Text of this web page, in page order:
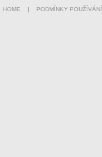
HOME | PODMÍNKY POUŽÍVÁNÍ